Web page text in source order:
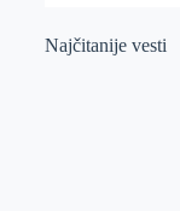
Najčitanije vesti